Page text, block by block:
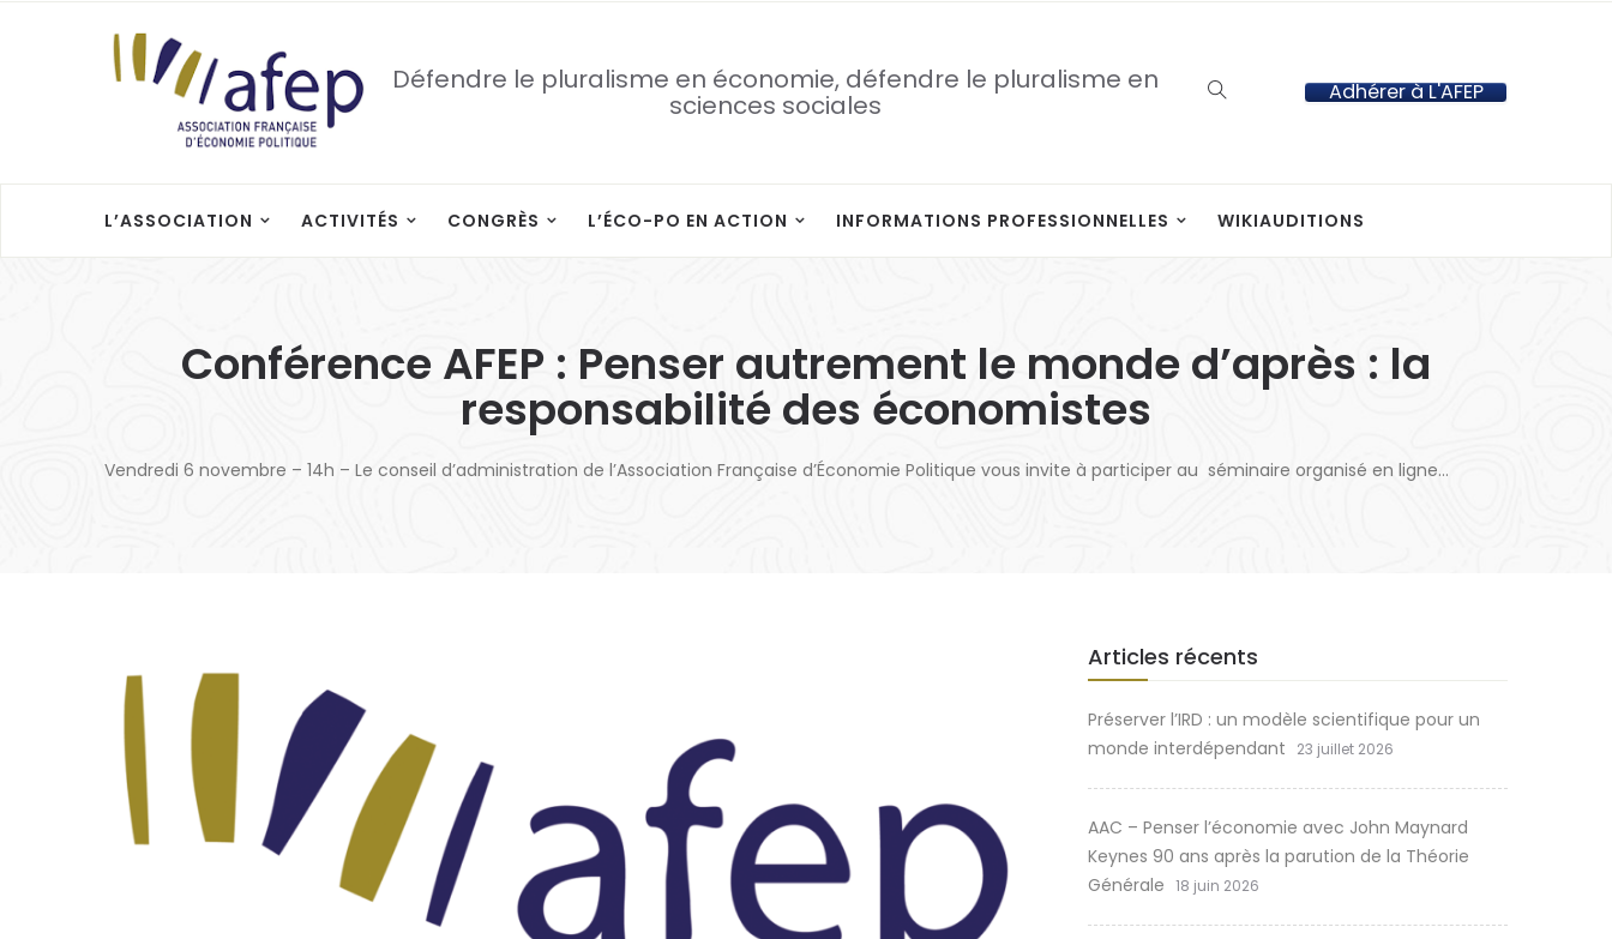
Défendre le pluralisme en économie, défendre le pluralisme en
sciences sociales Adhérer à L'AFEP
L’ASSOCIATION ACTIVITÉS CONGRÈS L’ÉCO-PO EN ACTION INFORMATIONS PROFESSIONNELLES WIKIAUDITIONS
Conférence AFEP : Penser autrement le monde d’après : la
responsabilité des économistes
Vendredi 6 novembre – 14h – Le conseil d’administration de l’Association Française d’Économie Politique vous invite à participer au séminaire organisé en ligne…
Articles récents
Préserver l’IRD : un modèle scientifique pour un
monde interdépendant
23 juillet 2026
AAC – Penser l’économie avec John Maynard
Keynes 90 ans après la parution de la Théorie
Générale 18 juin 2026